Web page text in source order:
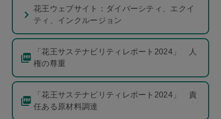
花王ウェブサイト：ダイバーシティ、エクイ
ティ、インクルージョン
「花王サステナビリティレポート2024」 人
権の尊重
「花王サステナビリティレポート2024」 責
任ある原材料調達